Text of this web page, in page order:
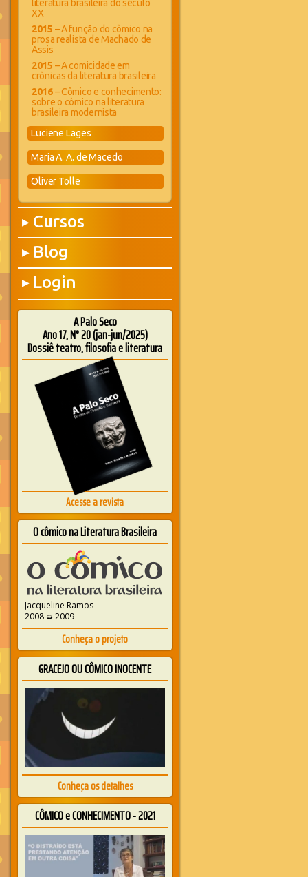
literatura brasileira do século
XX
2015 – A função do cômico na
prosa realista de Machado de
Assis
2015 – A comicidade em
crônicas da literatura brasileira
2016– Cômico e conhecimento:
sobre o cômico na literatura
brasileira modernista
Luciene Lages
Maria A. A. de Macedo
Oliver Tolle
▶ Cursos
▶ Blog
▶ Login
A Palo Seco
Ano 17, N° 20 (jan-jun/2025)
Dossiê teatro, filosofia e literatura
Acesse a revista
O cômico na Literatura Brasileira
Jacqueline Ramos
2008 ➭ 2009
Conheça o projeto
GRACEJO OU CÔMICO INOCENTE
Conheça os detalhes
CÔMICO e CONHECIMENTO - 2021